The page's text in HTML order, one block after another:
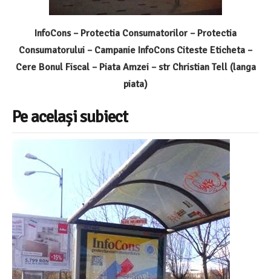
InfoCons – Protectia Consumatorilor – Protectia
Consumatorului – Campanie InfoCons Citeste Eticheta –
Cere Bonul Fiscal – Piata Amzei – str Christian Tell (langa
piata)
Pe același subiect